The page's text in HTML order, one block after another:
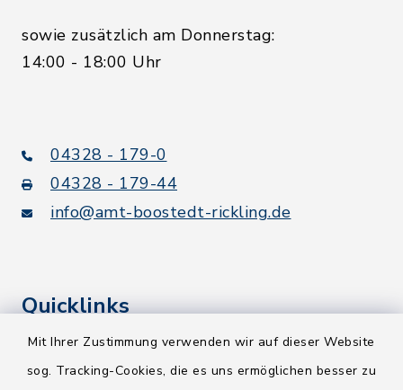
Mit Ihrer Zustimmung verwenden wir auf dieser Website
sog. Tracking-Cookies, die es uns ermöglichen besser zu
sowie zusätzlich am Donnerstag:
14:00 - 18:00 Uhr
04328 - 179-0
04328 - 179-44
info@amt-boostedt-rickling.de
Quicklinks
Kreis Segeberg